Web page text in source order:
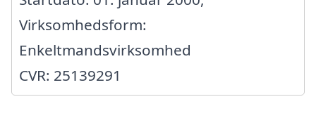
Virksomhedsform:
Enkeltmandsvirksomhed
CVR: 25139291